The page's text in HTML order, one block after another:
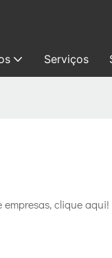
Serviços
clique aqui!